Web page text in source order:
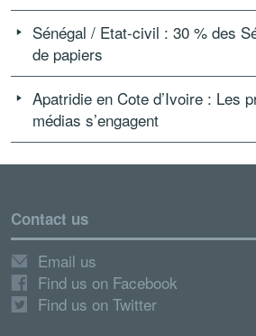
Sénégal / Etat-civil : 30 % des
de papiers
Apatridie en Cote d’Ivoire : Les
médias s’engagent
Contact us
Email us
Find us on Facebook
Find us on Twitter